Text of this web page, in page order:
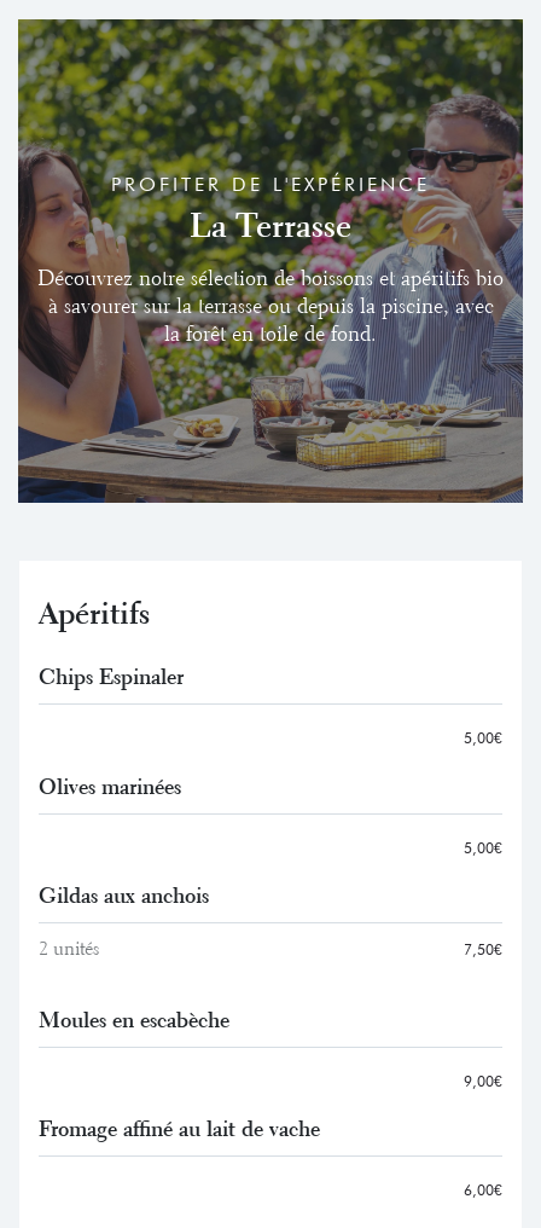
PROFITER DE L'EXPÉRIENCE
La Terrasse
Découvrez notre sélection de boissons et apéritifs bio
à savourer sur la terrasse ou depuis la piscine, avec
la forêt en toile de fond.
Apéritifs
Chips Espinaler
5,00€
Olives marinées
5,00€
Gildas aux anchois
2 unités 7,50€
Moules en escabèche
9,00€
Fromage affiné au lait de vache
6,00€